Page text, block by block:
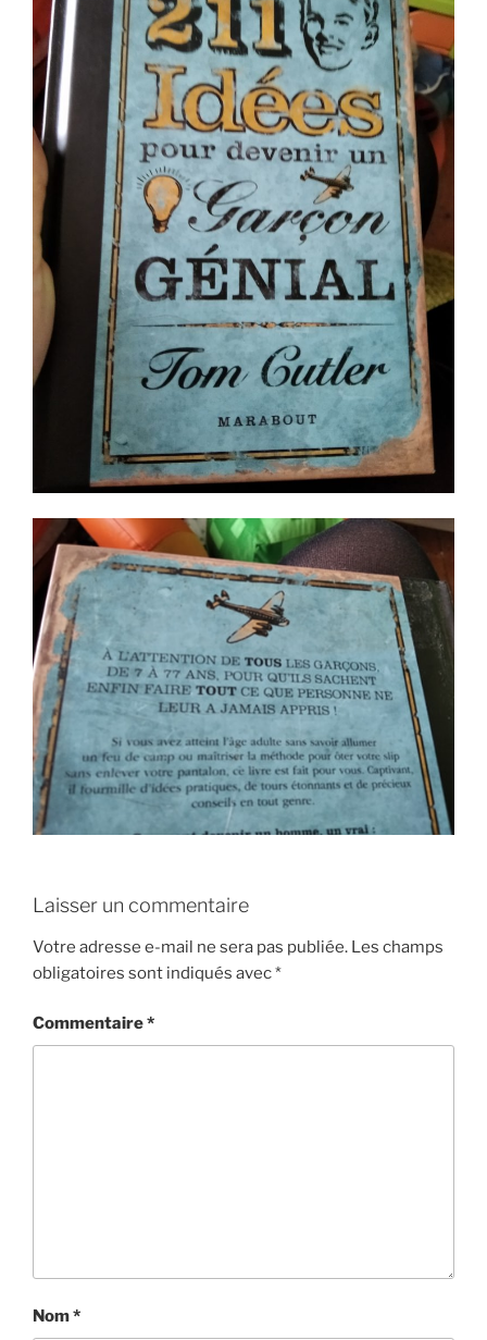
Laisser un commentaire
Votre adresse e-mail ne sera pas publiée. Les champs
obligatoires sont indiqués avec*
Commentaire*
Nom*